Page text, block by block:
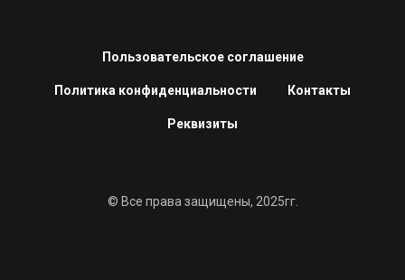
Пользовательское соглашение
Политика конфиденциальности Контакты
Реквизиты
© Все права защищены, 2025гг.